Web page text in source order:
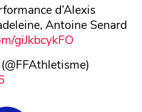
d’Alexis
Antoine Senard
giJkbcykFO